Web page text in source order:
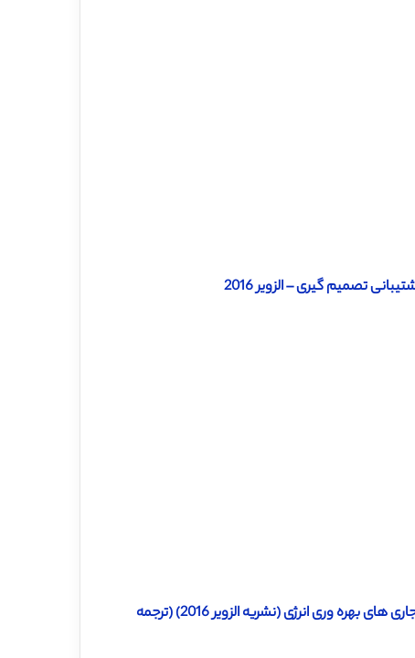
تصمیم گیری – الزویر 2016
دانلود رایگان ترجمه مقاله سیستم مبتنی بر قانون برای تشخیص ناهنجاری های بهره وری انرژی (نشریه الزویر 2016) (ترجمه